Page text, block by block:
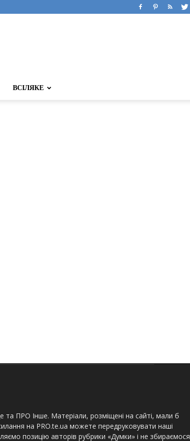
ВСІЛЯКЕ
ПРО Інше. Матеріали, розміщені на сайті, мали б
на PRO.te.ua можете передруковувати наші
позицію авторів рубрики «Думки» і не збираємося